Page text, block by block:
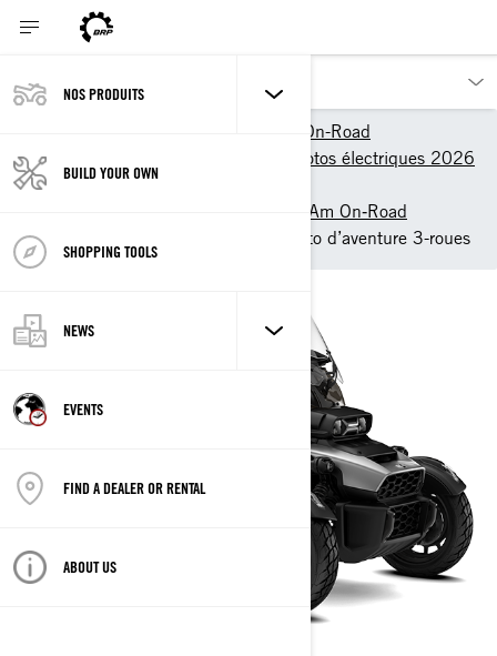
NOS PRODUITS
BUILD YOUR OWN
SHOPPING TOOLS
NEWS
EVENTS
FIND A DEALER OR RENTAL
ABOUT US
Can-Am On-Road
Véhicules à trois roues et motos électriques 2026
– Can-Am On-Road
Motos 3-roues 2026 – Can‑Am On‑Road
Can-Am Canyon 2026 : Moto d’aventure 3-roues